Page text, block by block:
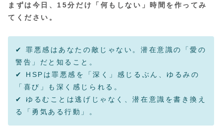
まずは今日、15分だけ「何もしない」時間を作ってみ
てください。
✔ 罪悪感はあなたの敵じゃない。潜在意識の「愛の
警告」だと知ること。
✔ HSPは罪悪感を「深く」感じるぶん、ゆるみの
「喜び」も深く感じられる。
✔ ゆるむことは逃げじゃなく、潜在意識を書き換え
る「勇気ある行動」。